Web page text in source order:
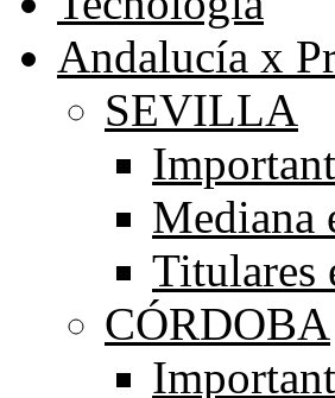
Andalucía x
SEVILLA
Mediana
Titulares
CÓRDOBA